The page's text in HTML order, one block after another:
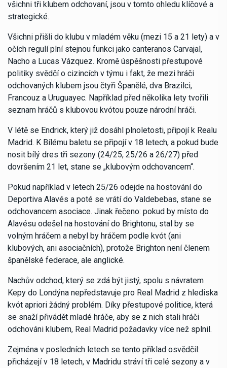
všichni tři klubem odchovaní, jsou v tomto ohledu klíčové a
strategické.
Všichni přišli do klubu v mladém věku (mezi 15 a 21 lety) a v
očích regulí plní stejnou funkci jako canteranos Carvajal,
Nacho a Lucas Vázquez. Kromě úspěšnosti přestupové
politiky svědčí o cizincích v týmu i fakt, že mezi hráči
odchovaných klubem jsou čtyři Španělé, dva Brazilci,
Francouz a Uruguayec. Například před několika lety tvořili
seznam hráčů s klubovou kvótou pouze národní hráči.
V létě se Endrick, který již dosáhl plnoletosti, připojí k Realu
Madrid. K Bílému baletu se připojí v 18 letech, a pokud bude
nosit bílý dres tři sezony (24/25, 25/26 a 26/27) před
dovršením 21 let, stane se „klubovým odchovancem“.
Pokud například v letech 25/26 odejde na hostování do
Deportiva Alavés a poté se vrátí do Valdebebas, stane se
odchovancem asociace. Jinak řečeno: pokud by místo do
Alavésu odešel na hostování do Brightonu, stal by se
volným hráčem a nebyl by hráčem podle kvót (ani
klubových, ani asociačních), protože Brighton není členem
španělské federace, ale anglické.
Nachův odchod, který se zdá být jistý, spolu s návratem
Kepy do Londýna nepředstavuje pro Real Madrid z hlediska
kvót apriori žádný problém. Díky přestupové politice, která
se snaží přivádět mladé hráče, aby se z nich stali hráči
odchováni klubem, Real Madrid požadavky více než splnil.
Zejména v posledních letech se tento příklad osvědčil:
přicházejí v 18 letech, v Madridu stráví tři celé sezony a v